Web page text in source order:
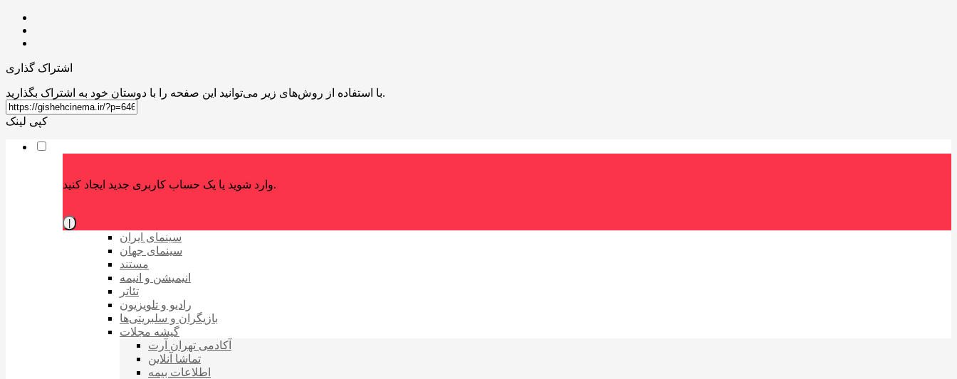
اشتراک گذاری
با استفاده از روش‌های زیر می‌توانید این صفحه را با دوستان خود به اشتراک بگذارید.
کپی لینک
وارد شوید یا یک حساب کاربری جدید ایجاد کنید.
سینمای ایران
سینمای جهان
مستند
انیمیشن و انیمه
تئاتر
رادیو و تلویزیون
بازیگران و سلبریتی‌ها
گیشه مجلات
آکادمی تهران آرت
تماشا آنلاین
اطلاعات بیمه